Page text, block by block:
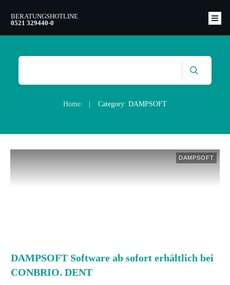
BERATUNGSHOTLINE
0521 329440-0
Home Category: DAMPSOFT
DAMPSOFT
DAMPSOFT Software ab sofort erhältlich bei
CONBRIO. DENT